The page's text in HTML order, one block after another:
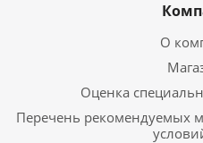
О
Оценка
Перечень рекомендуемых